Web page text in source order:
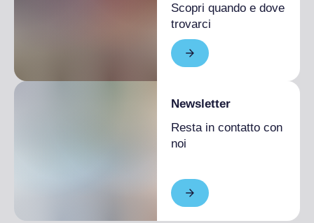
Scopri quando e dove
trovarci
Newsletter
Resta in contatto con
noi